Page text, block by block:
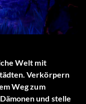
Welt mit
Verkörpern
Weg zum
und stelle